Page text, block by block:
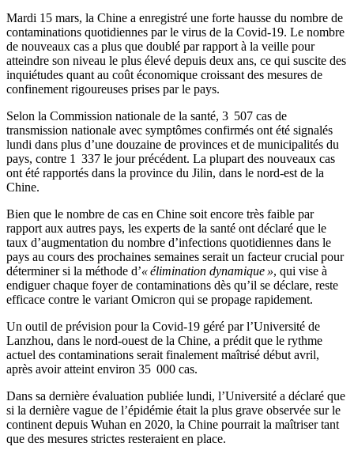
Mardi 15 mars, la Chine a enregistré une forte hausse du nombre de
contaminations quotidiennes par le virus de la Covid-19. Le nombre
de nouveaux cas a plus que doublé par rapport à la veille pour
atteindre son niveau le plus élevé depuis deux ans, ce qui suscite des
inquiétudes quant au coût économique croissant des mesures de
confinement rigoureuses prises par le pays.
Selon la Commission nationale de la santé, 3 507 cas de
transmission nationale avec symptômes confirmés ont été signalés
lundi dans plus d’une douzaine de provinces et de municipalités du
pays, contre 1 337 le jour précédent. La plupart des nouveaux cas
ont été rapportés dans la province du Jilin, dans le nord-est de la
Chine.
Bien que le nombre de cas en Chine soit encore très faible par
rapport aux autres pays, les experts de la santé ont déclaré que le
taux d’augmentation du nombre d’infections quotidiennes dans le
pays au cours des prochaines semaines serait un facteur crucial pour
déterminer si la méthode d’« élimination dynamique », qui vise à
endiguer chaque foyer de contaminations dès qu’il se déclare, reste
efficace contre le variant Omicron qui se propage rapidement.
Un outil de prévision pour la Covid-19 géré par l’Université de
Lanzhou, dans le nord-ouest de la Chine, a prédit que le rythme
actuel des contaminations serait finalement maîtrisé début avril,
après avoir atteint environ 35 000 cas.
Dans sa dernière évaluation publiée lundi, l’Université a déclaré que
si la dernière vague de l’épidémie était la plus grave observée sur le
continent depuis Wuhan en 2020, la Chine pourrait la maîtriser tant
que des mesures strictes resteraient en place.